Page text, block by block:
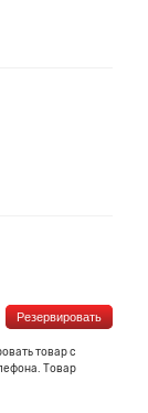
Резервировать
товар с
Товар